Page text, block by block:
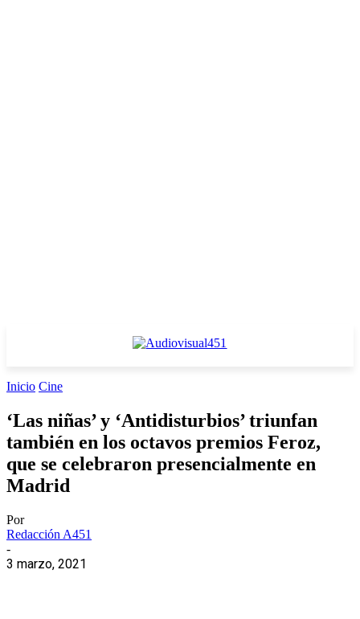
Inicio Cine
‘Las niñas’ y ‘Antidisturbios’ triunfan
también en los octavos premios Feroz,
que se celebraron presencialmente en
Madrid
Por
Redacción A451
-
3 marzo, 2021